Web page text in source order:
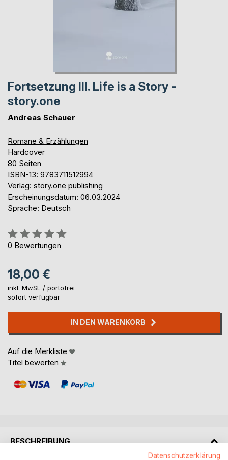
Fortsetzung III. Life is a Story -
story.one
Andreas Schauer
Romane & Erzählungen
Hardcover
80 Seiten
ISBN-13: 9783711512994
Verlag: story.one publishing
Erscheinungsdatum: 06.03.2024
Sprache: Deutsch
Bewertung::
0%
0 Bewertungen
18,00 €
inkl. MwSt. / portofrei
sofort verfügbar
IN DEN WARENKORB
Auf die Merkliste
Titel bewerten
BESCHREIBUNG
Datenschutzerklärung